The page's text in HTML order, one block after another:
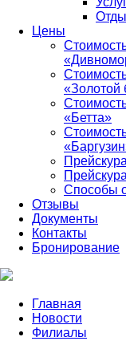
Цены
«Золотой
«Бетта»
Способы
Отзывы
Документы
Контакты
Бронирование
Главная
Новости
Филиалы